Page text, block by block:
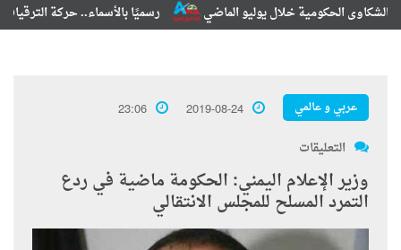
رسميًا بالأسماء.. حركة الترقيات
خلال يوليو الماضي
عربي و عالمي 2019-08-24
23:06
التعليقات
وزير الإعلام اليمني: الحكومة ماضية في ردع
التمرد المسلح للمجلس الانتقالي